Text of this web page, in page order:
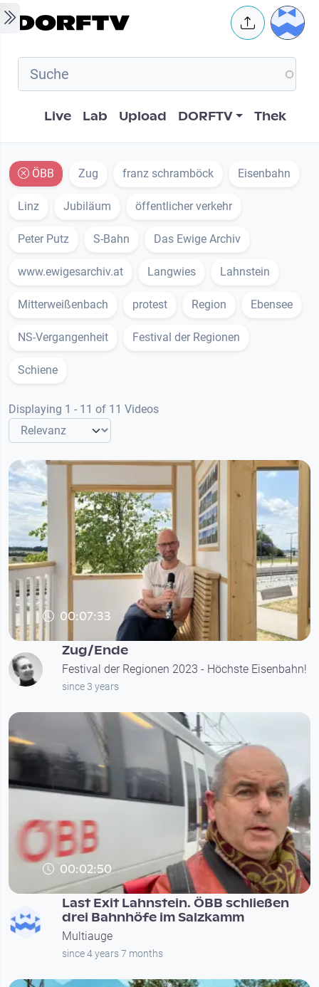
Skip to main content User
Hauptnavigation
Live Lab Upload DORFTV Thek
ÖBB Zug franz schramböck Eisenbahn
Linz Jubiläum öffentlicher verkehr
Peter Putz S-Bahn Das Ewige Archiv
www.ewigesarchiv.at Langwies Lahnstein
Mitterweißenbach protest Region Ebensee
NS-Vergangenheit Festival der Regionen
Schiene
Displaying 1 - 11 of 11 Videos
00:07:33
Zug/Ende
Festival der Regionen 2023 - Höchste Eisenbahn!
since 3 years
00:02:50
Last Exit Lahnstein. ÖBB schließen
drei Bahnhöfe im Salzkamm
Multiauge
since 4 years 7 months